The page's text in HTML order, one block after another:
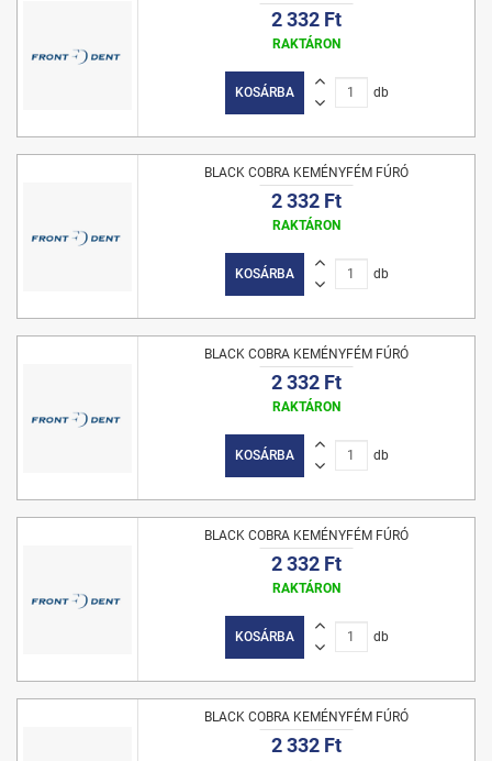
2 332 Ft
RAKTÁRON
KOSÁRBA db
BLACK COBRA KEMÉNYFÉM FÚRÓ
2 332 Ft
RAKTÁRON
KOSÁRBA db
BLACK COBRA KEMÉNYFÉM FÚRÓ
2 332 Ft
RAKTÁRON
KOSÁRBA db
BLACK COBRA KEMÉNYFÉM FÚRÓ
2 332 Ft
RAKTÁRON
KOSÁRBA db
BLACK COBRA KEMÉNYFÉM FÚRÓ
2 332 Ft